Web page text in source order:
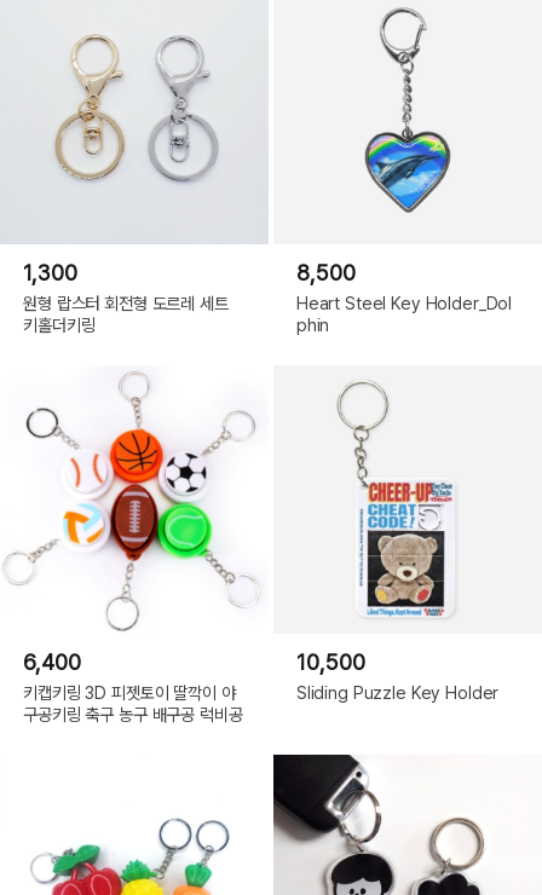
1,300
원형 랍스터 회전형 도르레 세트
키홀더키링
8,500
Heart Steel Key Holder_Dol
phin
6,400
키캡키링 3D 피젯토이 딸깍이 야
구공키링 축구 농구 배구공 럭비공
10,500
Sliding Puzzle Key Holder